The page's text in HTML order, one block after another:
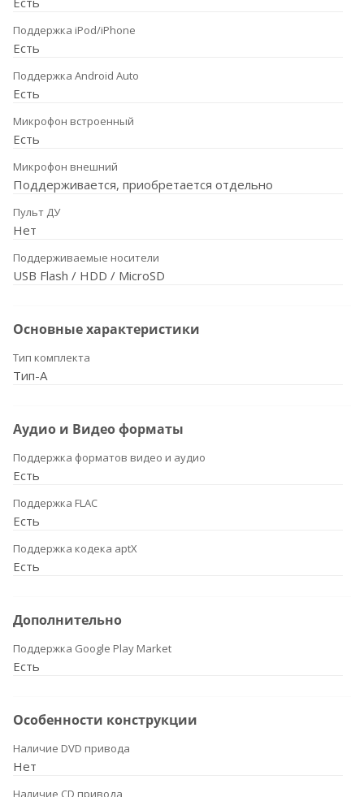
Поддержка iPod/iPhone
Есть
Поддержка Android Auto
Есть
Микрофон встроенный
Есть
Микрофон внешний
Поддерживается, приобретается отдельно
Пульт ДУ
Нет
Поддерживаемые носители
USB Flash / HDD / MicroSD
Основные характеристики
Тип комплекта
Тип-A
Аудио и Видео форматы
Поддержка форматов видео и аудио
Есть
Поддержка FLAC
Есть
Поддержка кодека aptX
Есть
Дополнительно
Поддержка Google Play Market
Есть
Особенности конструкции
Наличие DVD привода
Нет